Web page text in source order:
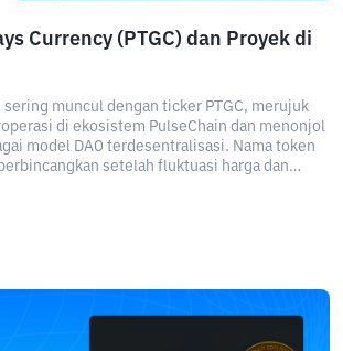
Currency (PTGC) dan Proyek di
sering muncul dengan ticker PTGC, merujuk
di ekosistem PulseChain dan menonjol
DAO terdesentralisasi. Nama token
setelah fluktuasi harga dan